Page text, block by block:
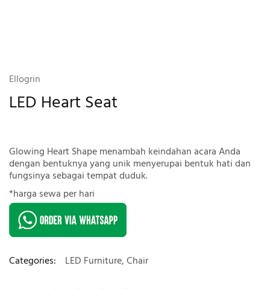
Ellogrin
LED Heart Seat
Glowing Heart Shape menambah keindahan acara Anda
dengan bentuknya yang unik menyerupai bentuk hati dan
fungsinya sebagai tempat duduk.
*harga sewa per hari
Categories: LED Furniture,Chair